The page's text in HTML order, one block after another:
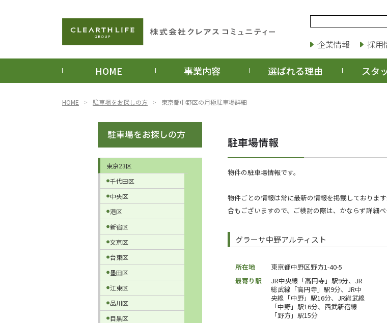
企業情報 採用
HOME 事業内容 選ばれる理由 スタ
HOME 駐車場をお探しの方 東京都中野区の月極駐車場詳細
物件の駐車場情報です。
物件ごとの情報は常に最新の情報を掲載しておりま
合もございますので、ご検討の際は、かならず詳細
グラーサ中野アルティスト
所在地
東京都中野区野方1-40-5
最寄り駅
JR中央線「高円寺」駅9分、JR
総武線「高円寺」駅9分、JR中
央線「中野」駅16分、JR総武線
「中野」駅16分、西武新宿線
「野方」駅15分
東京23区
千代田区
中央区
港区
新宿区
文京区
台東区
墨田区
江東区
品川区
目黒区